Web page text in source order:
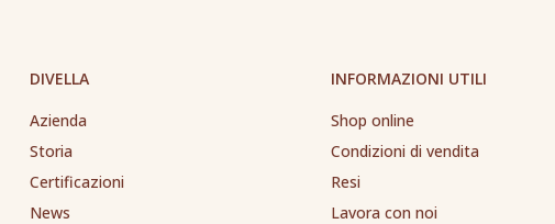
DIVELLA
Azienda
Storia
Certificazioni
News
INFORMAZIONI UTILI
Shop online
Condizioni di vendita
Resi
Lavora con noi